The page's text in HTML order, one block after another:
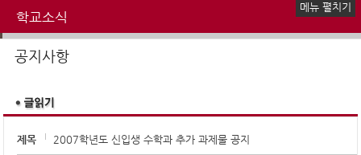
학교소식
공지사항
언론속의 경기외고
명예의전당
학교앨범
추억의 학교영상
학교신문
메뉴 펼치기
공지사항
제목 2007학년도 신입생 수학과 추가 과제물 공지